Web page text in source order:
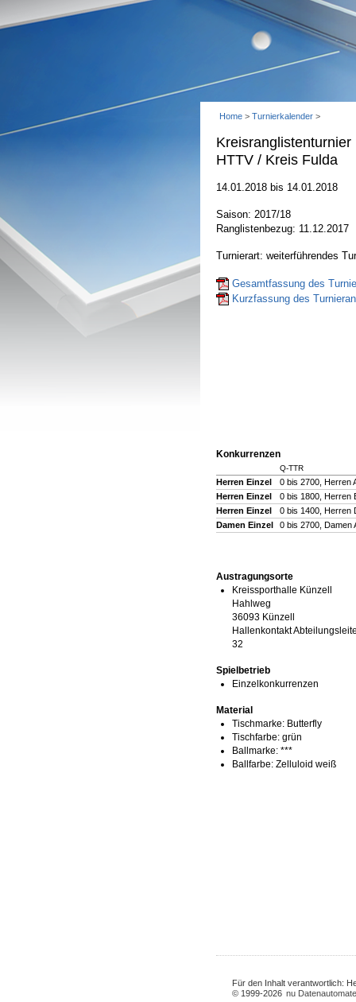
Home > Turnierkalender >
HTTV / Kreis Fulda
14.01.2018 bis 14.01.2018
Saison: 2017/18
Ranglistenbezug: 11.12.2017
Turnierart: weiterführendes
Gesamtfassung des
Kurzfassung des
Konkurrenzen
Q-TTR
Herren Einzel
0 bis 2700, Herren
Herren Einzel
0 bis 1800, Herren
Herren Einzel
0 bis 1400, Herren
Damen Einzel
0 bis 2700, Damen
Austragungsorte
Kreissporthalle Künzell
Hahlweg
36093 Künzell
Hallenkontakt
32
Spielbetrieb
Einzelkonkurrenzen
Material
Tischmarke: Butterfly
Tischfarbe: grün
Ballmarke: ***
Ballfarbe: Zelluloid weiß
Für den Inhalt verantwortlich:
© 1999-2026 nu